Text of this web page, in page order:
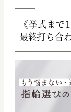
《挙式まで
最終打ち合